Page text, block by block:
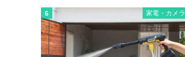
6 家電・カメラ